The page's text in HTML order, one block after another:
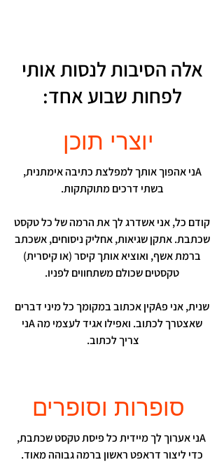
אלה הסיבות לנסות אותי
לפחות שבוע אחד:
יוצרי תוכן
Aני אהפוך אותך למפלצת כתיבה אימתנית,
בשתי דרכים מתוקתקות.
קודם כל, אני אשדרג לך את הרמה של כל טקסט
שכתבת. אתקן שגיאות, אחליק ניסוחים, אשכתב
ברמת אשף, ואוציא אותך קיסר (או קיסרית)
טקסטים שכולם משתחווים לפניו.
שנית, אני פAקין אכתוב במקומך כל מיני דברים
שאצטרך לכתוב. ואפילו אגיד לעצמי מה Aני
צריך לכתוב.
סופרות וסופרים
Aני אערוך לך מיידית כל פיסת טקסט שכתבת,
כדי ליצור דראפט ראשון ברמה גבוהה מאוד.